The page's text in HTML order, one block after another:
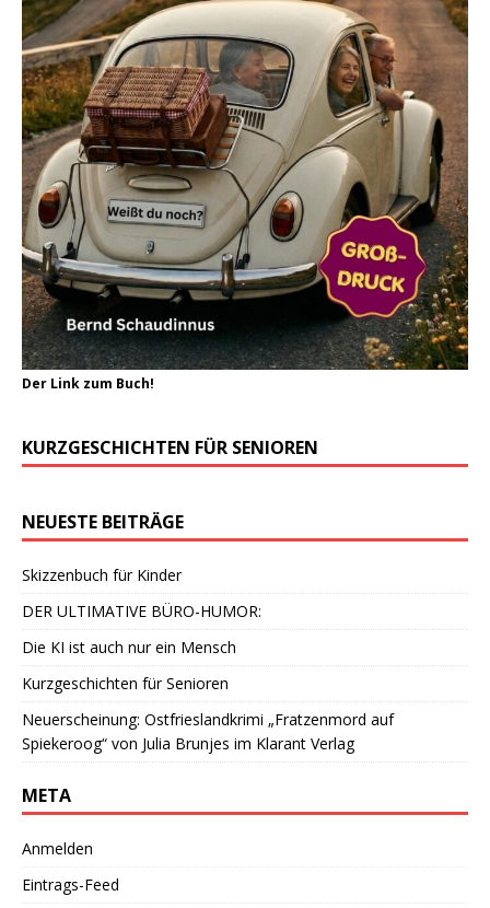
Der Link zum Buch!
KURZGESCHICHTEN FÜR SENIOREN
NEUESTE BEITRÄGE
Skizzenbuch für Kinder
DER ULTIMATIVE BÜRO-HUMOR:
Die KI ist auch nur ein Mensch
Kurzgeschichten für Senioren
Neuerscheinung: Ostfrieslandkrimi „Fratzenmord auf
Spiekeroog“ von Julia Brunjes im Klarant Verlag
META
Anmelden
Eintrags-Feed